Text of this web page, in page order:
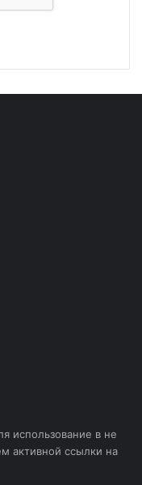
использование в не
активной ссылки на